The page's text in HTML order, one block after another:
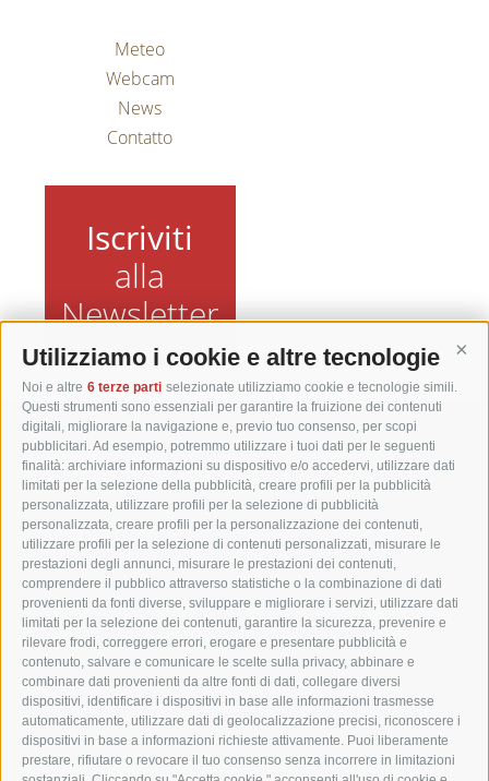
Utilizziamo i cookie e altre tecnologie
Noi e altre 6 terze parti selezionate utilizziamo cookie e tecnologie simili.
Questi strumenti sono essenziali per garantire la fruizione dei contenuti
digitali, migliorare la navigazione e, previo tuo consenso, per scopi
pubblicitari. Ad esempio, potremmo utilizzare i tuoi dati per le seguenti
finalità: archiviare informazioni su dispositivo e/o accedervi, utilizzare dati
limitati per la selezione della pubblicità, creare profili per la pubblicità
personalizzata, utilizzare profili per la selezione di pubblicità
personalizzata, creare profili per la personalizzazione dei contenuti,
utilizzare profili per la selezione di contenuti personalizzati, misurare le
prestazioni degli annunci, misurare le prestazioni dei contenuti,
comprendere il pubblico attraverso statistiche o la combinazione di dati
provenienti da fonti diverse, sviluppare e migliorare i servizi, utilizzare dati
limitati per la selezione dei contenuti, garantire la sicurezza, prevenire e
rilevare frodi, correggere errori, erogare e presentare pubblicità e
contenuto, salvare e comunicare le scelte sulla privacy, abbinare e
combinare dati provenienti da altre fonti di dati, collegare diversi
dispositivi, identificare i dispositivi in base alle informazioni trasmesse
automaticamente, utilizzare dati di geolocalizzazione precisi, riconoscere i
dispositivi in base a informazioni richieste attivamente. Puoi liberamente
prestare, rifiutare o revocare il tuo consenso senza incorrere in limitazioni
Meteo
Webcam
News
Contatto
Iscriviti
alla
Newsletter
Matzhof
Via Carezza 42
I-39056 Nova Levante
Tel. +39 0471 613070
Fax +39 0471 614375
info@matzhof.it
CREDITS MAPPA DEL SITO COOKIE POLICY
PREFERENZE COOKIES